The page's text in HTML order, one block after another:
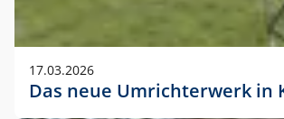
17.03.2026
Das neue Umrichterwerk in